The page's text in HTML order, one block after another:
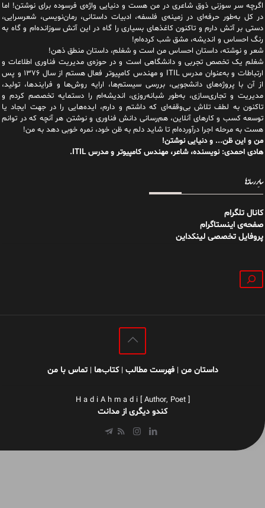
اگرچه سر سوزنی ذوق شاعری در من هست و دنیایی واژه‌‌ی فرسوده برای نوشتن! اما
در کل به‌طور حرفه‌ای در زمینه‌ی فلسفه، ادبیات داستانی، رمان‌نویسی، شعرسرایی،
دستی بر آتش دارم و تاکنون کاغذهای بسیاری را گاه در این آتش سوزانده‌ام و گاه به
رنگ احساس و اندیشه، مشق شب کرده‌ام!
شعر و نوشته، داستان احساس من است و شغلم، داستان منطق ذهن!
شغلم یک تخصص تجربی و دانشگاهی است و در حوزه‌ی مدیریت فناوری اطلاعات و
ارتباطات و به‌عنوان مدرس ITIL و مهندس کامپیوتر فعال هستم از سال ۱۳۷۶ و پس
از آن با پروژه‌های دانشجویی، بررسی سیستم‌ها، ارایه روش‌ها و فرایندها، تولید،
مدیریت و تجاری‌سازی، به‌طور شبانه‌روزی، اندیشه‌ام را دستمایه تخصصم کردم و
تاکنون به لطف تلاش بی‌وقفه‌ای که داشتم و دارم، اید‌ه‌هایی را در جهت ایجاد یا
توسعه کسب و کارهای آنلاین، هم‌رسانی دانش فناوری و نوشتن هر آنچه که در توانم
هست به مرحله اجرا درآورده‌ام تا شاید دلم به ظن خود، نمره خوبی دهد به من!
من و این ظن... و دنیایی نوشتن!
هادی احمدی: نویسنده، شاعر، مهندس کامپیوتر و مدرس ITIL.
سایر رسانه‌ها
کانال تلگرام
صفحه‌ی اینستاگرام
پروفایل تخصصی لینکداین
جستجو
داستان من |فهرست مطالب |کتاب‌ها |تماس با من
H a d i A h m a d i [ Author, Poet ]
کندو دیگری از مدانت